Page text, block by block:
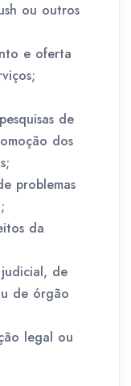
ou outros
e oferta
de
dos
problemas
da
de
de órgão
legal ou